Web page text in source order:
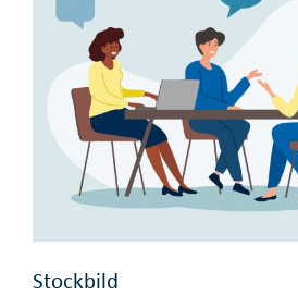
Stockbild